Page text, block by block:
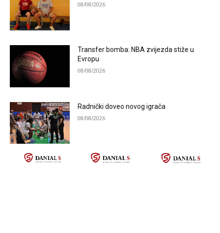
08/08/2026
Transfer bomba: NBA zvijezda stiže u
Evropu
08/08/2026
Radnički doveo novog igrača
08/08/2026